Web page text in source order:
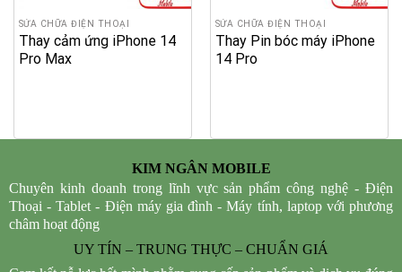
SỬA CHỮA ĐIỆN THOẠI
Thay cảm ứng iPhone 14
Pro Max
SỬA CHỮA ĐIỆN THOẠI
Thay Pin bóc máy iPhone
14 Pro
KIM NGÂN MOBILE
Chuyên kinh doanh trong lĩnh vực sản phẩm công nghệ - Điện
Thoại - Tablet - Điện máy gia đình - Máy tính, laptop với phương
châm hoạt động
UY TÍN – TRUNG THỰC – CHUẨN GIÁ